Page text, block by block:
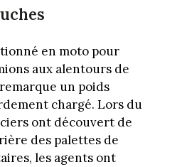
en moto pour
aux alentours de
un poids
chargé. Lors du
ont découvert de
des palettes de
les agents ont